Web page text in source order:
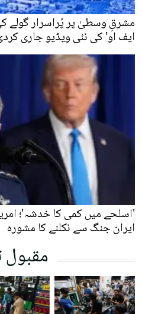
مشرقِ وسطیٰ پر پُراسرار گولے
ایف او' کی نئی ویڈیو جاری
'اسلحے میں کمی کا خدشہ'؛
ایران جنگ سے نکلنے کا مشورہ
مقبول